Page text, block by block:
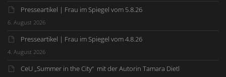
Presseartikel | Frau im Spiegel vom 5.8.26
6. August 2026
Presseartikel | Frau im Spiegel vom 4.8.26
4. August 2026
CeU „Summer in the City“ mit der Autorin Tamara Dietl